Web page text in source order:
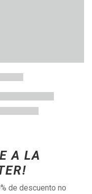
A LA
de descuento no